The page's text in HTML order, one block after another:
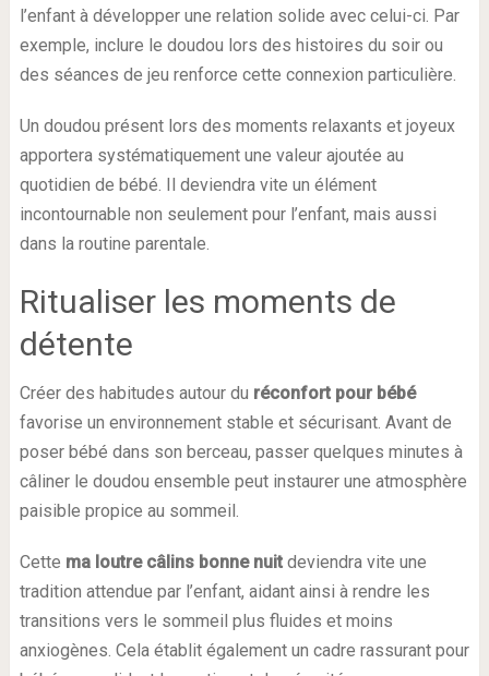
l’enfant à développer une relation solide avec celui-ci. Par
exemple, inclure le doudou lors des histoires du soir ou
des séances de jeu renforce cette connexion particulière.
Un doudou présent lors des moments relaxants et joyeux
apportera systématiquement une valeur ajoutée au
quotidien de bébé. Il deviendra vite un élément
incontournable non seulement pour l’enfant, mais aussi
dans la routine parentale.
Ritualiser les moments de
détente
Créer des habitudes autour du réconfort pour bébé
favorise un environnement stable et sécurisant. Avant de
poser bébé dans son berceau, passer quelques minutes à
câliner le doudou ensemble peut instaurer une atmosphère
paisible propice au sommeil.
Cette ma loutre câlins bonne nuitdeviendra vite une
tradition attendue par l’enfant, aidant ainsi à rendre les
transitions vers le sommeil plus fluides et moins
anxiogènes. Cela établit également un cadre rassurant pour